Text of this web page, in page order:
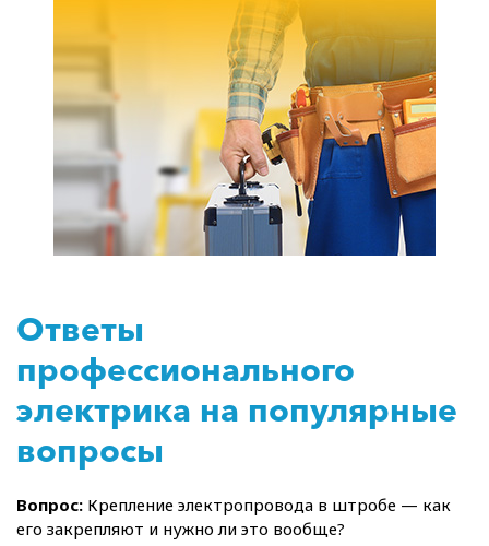
Ответы
профессионального
электрика на популярные
вопросы
Вопрос: Крепление электропровода в штробе — как
его закрепляют и нужно ли это вообще?